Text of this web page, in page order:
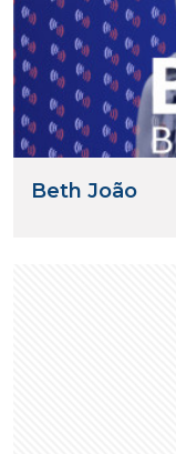
Beth João